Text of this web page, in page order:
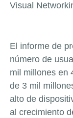
Visual
El informe de
número de
mil millones en
de 3 mil
alto de
al crecimiento